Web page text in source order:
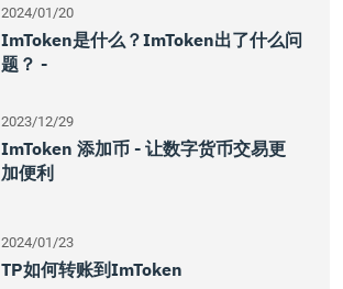
2024/01/20
ImToken是什么？imToken出了什么问
题？ -
2023/12/29
ImToken 添加币 - 让数字货币交易更
加便利
2024/01/23
TP如何转账到imToken